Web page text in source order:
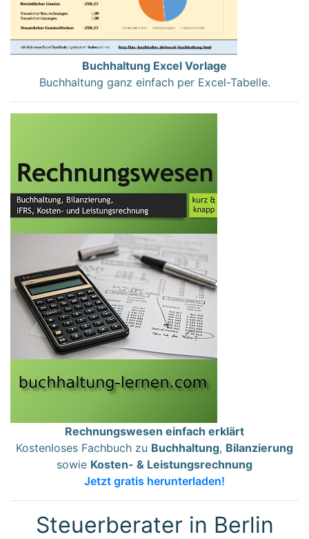
Buchhaltung Excel Vorlage
Buchhaltung ganz einfach per Excel-Tabelle.
Rechnungswesen einfach erklärt
Kostenloses Fachbuch zu Buchhaltung, Bilanzierung
sowie Kosten- & Leistungsrechnung
Jetzt gratis herunterladen!
Steuerberater in Berlin